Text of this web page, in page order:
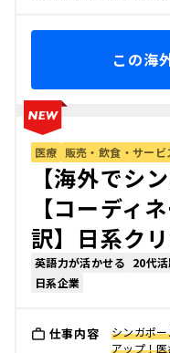
この海
医療 販売・飲食・サービ
【海外でシ
【コーディ
訳】日系ク
英語力が活かせる 20代
日系企業
仕事内容
シンガポ
アップ！